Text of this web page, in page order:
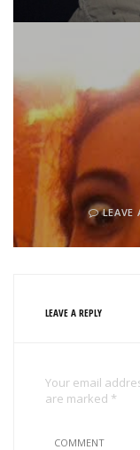
LEAVE
LEAVE A REPLY
Your email
are marked *
COMMENT